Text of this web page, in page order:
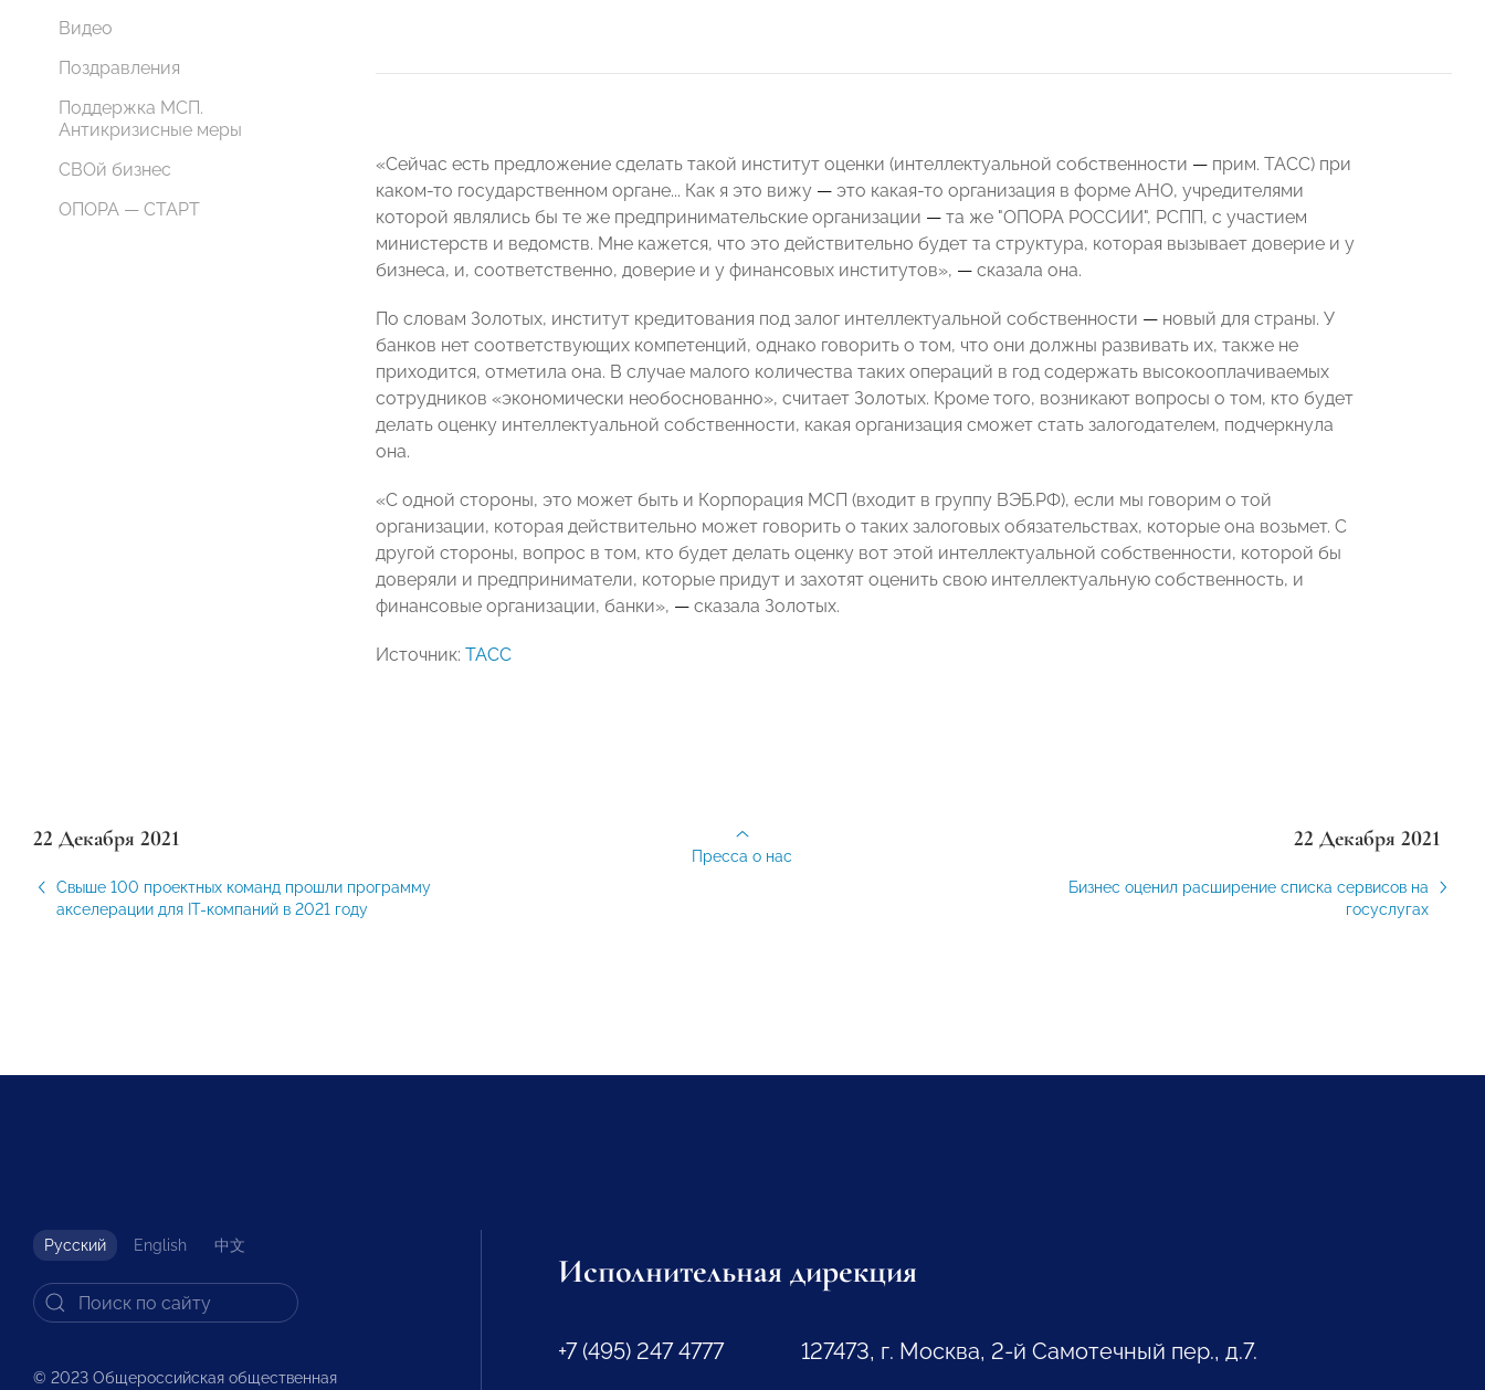
Видео
Поздравления
Поддержка МСП.
Антикризисные меры
СВОй бизнес
ОПОРА — СТАРТ
«Сейчас есть предложение сделать такой институт оценки (интеллектуальной собственности — прим. ТАСС) при
каком-то государственном органе... Как я это вижу — это какая-то организация в форме АНО, учредителями
которой являлись бы те же предпринимательские организации — та же "ОПОРА РОССИИ", РСПП, с участием
министерств и ведомств. Мне кажется, что это действительно будет та структура, которая вызывает доверие и у
бизнеса, и, соответственно, доверие и у финансовых институтов», — сказала она.
По словам Золотых, институт кредитования под залог интеллектуальной собственности — новый для страны. У
банков нет соответствующих компетенций, однако говорить о том, что они должны развивать их, также не
приходится, отметила она. В случае малого количества таких операций в год содержать высокооплачиваемых
сотрудников «экономически необоснованно», считает Золотых. Кроме того, возникают вопросы о том, кто будет
делать оценку интеллектуальной собственности, какая организация сможет стать залогодателем, подчеркнула
она.
«С одной стороны, это может быть и Корпорация МСП (входит в группу ВЭБ.РФ), если мы говорим о той
организации, которая действительно может говорить о таких залоговых обязательствах, которые она возьмет. С
другой стороны, вопрос в том, кто будет делать оценку вот этой интеллектуальной собственности, которой бы
доверяли и предприниматели, которые придут и захотят оценить свою интеллектуальную собственность, и
финансовые организации, банки», — сказала Золотых.
Источник: ТАСС
22 Декабря 2021
Свыше 100 проектных команд прошли программу
акселерации для IT-компаний в 2021 году
22 Декабря 2021
Бизнес оценил расширение списка сервисов на
госуслугах
Пресса о нас
Русский English 中文
© 2023 Общероссийская общественная
Исполнительная дирекция
+7 (495) 247 4777
127473, г. Москва, 2-й Самотечный пер., д.7.